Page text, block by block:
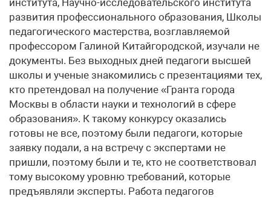
института, Научно-исследовательского института
развития профессионального образования, Школы
педагогического мастерства, возглавляемой
профессором Галиной Китайгородской, изучали не
документы. Без выходных дней педагоги высшей
школы и ученые знакомились с презентациями тех,
кто претендовал на получение «Гранта города
Москвы в области науки и технологий в сфере
образования». К такому конкурсу оказались
готовы не все, поэтому были педагоги, которые
заявку подали, а на встречу с экспертами не
пришли, поэтому были и те, кто не соответствовал
тому высокому уровню требований, которые
предъявляли эксперты. Работа педагогов